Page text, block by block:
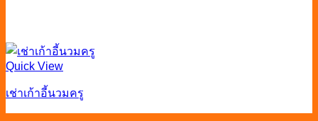
Quick View
เช่าเก้าอี้นวมครู